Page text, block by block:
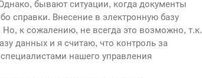
бывают ситуации, когда документы
справки. Внесение в электронную базу
к сожалению, не всегда это возможно, т.к.
данных и я считаю, что контроль за
нашего управления